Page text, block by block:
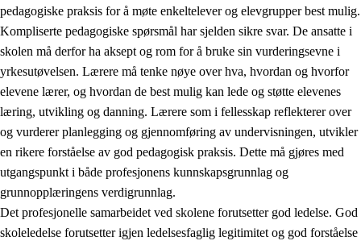
pedagogiske praksis for å møte enkeltelever og elevgrupper best mulig.
Kompliserte pedagogiske spørsmål har sjelden sikre svar. De ansatte i
skolen må derfor ha aksept og rom for å bruke sin vurderingsevne i
yrkesutøvelsen. Lærere må tenke nøye over hva, hvordan og hvorfor
elevene lærer, og hvordan de best mulig kan lede og støtte elevenes
læring, utvikling og danning. Lærere som i fellesskap reflekterer over
og vurderer planlegging og gjennomføring av undervisningen, utvikler
en rikere forståelse av god pedagogisk praksis. Dette må gjøres med
utgangspunkt i både profesjonens kunnskapsgrunnlag og
grunnopplæringens verdigrunnlag.
Det profesjonelle samarbeidet ved skolene forutsetter god ledelse. God
skoleledelse forutsetter igjen ledelsesfaglig legitimitet og god forståelse